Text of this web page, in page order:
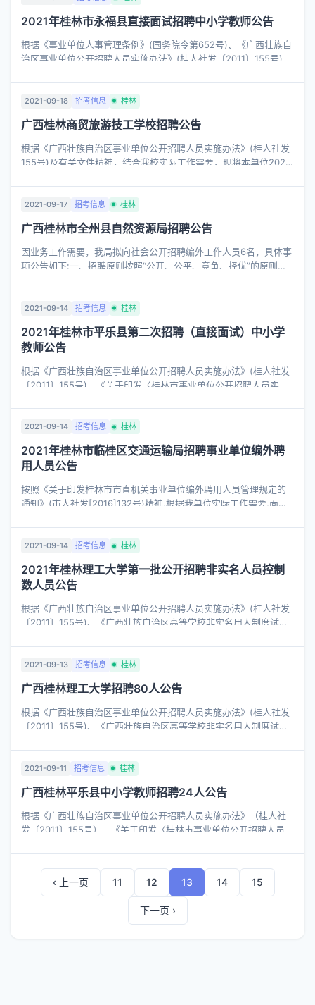
2021年桂林市永福县直接面试招聘中小学教师公告
根据《事业单位人事管理条例》(国务院令第652号)、《广西壮族自
治区事业单位公开招聘人员实施办法》(桂人社发〔2011〕155号)、
自治区财政厅关于进一 ...
2021-09-18 招考信息 桂林
广西桂林商贸旅游技工学校招聘公告
根据《广西壮族自治区事业单位公开招聘人员实施办法》(桂人社发
155号)及有关文件精神，结合我校实际工作需要，现将本单位2021
技工学校是具有独立法人资 ...
2021-09-17 招考信息 桂林
广西桂林市全州县自然资源局招聘公告
因业务工作需要，我局拟向社会公开招聘编外工作人员6名，具体事
项公告如下:一、招聘原则按照“公开、公平、竞争、择优”的原则，
岁以上，40周岁以下( ...
2021-09-14 招考信息 桂林
2021年桂林市平乐县第二次招聘（直接面试）中小学
教师公告
根据《广西壮族自治区事业单位公开招聘人员实施办法》(桂人社发
〔2011〕155号)、《关于印发〈桂林市事业单位公开招聘人员实施
招聘中小学教师工作方 ...
2021-09-14 招考信息 桂林
2021年桂林市临桂区交通运输局招聘事业单位编外聘
用人员公告
按照《关于印发桂林市市直机关事业单位编外聘用人员管理规定的
通知》(市人社发[2016]132号)精神,根据我单位实际工作需要,面向
招聘原则 按 ...
2021-09-14 招考信息 桂林
2021年桂林理工大学第一批公开招聘非实名人员控制
数人员公告
根据《广西壮族自治区事业单位公开招聘人员实施办法》(桂人社发
〔2011〕155号)、《广西壮族自治区高等学校非实名用人制度试行
决定面向社会公开招聘 ...
2021-09-13 招考信息 桂林
广西桂林理工大学招聘80人公告
根据《广西壮族自治区事业单位公开招聘人员实施办法》(桂人社发
〔2011〕155号)、《广西壮族自治区高等学校非实名用人制度试行
决定面向社会公开招聘非实 ...
2021-09-11 招考信息 桂林
广西桂林平乐县中小学教师招聘24人公告
根据《广西壮族自治区事业单位公开招聘人员实施办法》（桂人社
发〔2011〕155号）、《关于印发〈桂林市事业单位公开招聘人员实
公开招聘中小学教师工作方 ...
‹ 上一页 11 12 13 14 15
下一页 ›